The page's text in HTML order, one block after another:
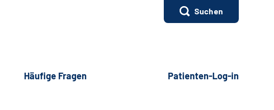
Suchen
Häufige Fragen Patienten-Log-in